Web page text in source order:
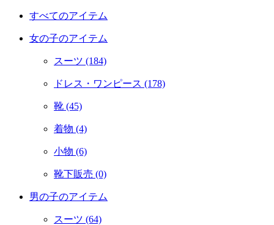
すべてのアイテム
女の子のアイテム
スーツ (184)
ドレス・ワンピース (178)
靴 (45)
着物 (4)
小物 (6)
靴下販売 (0)
男の子のアイテム
スーツ (64)